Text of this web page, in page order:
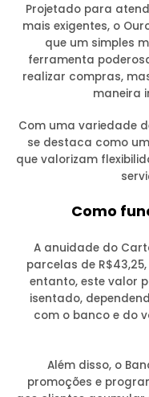
Projetado para
mais exigentes, o
que um simples
ferramenta
realizar compras,
maneira
Com uma variedade
se destaca como
que valorizam
Como
A anuidade do
parcelas de
entanto, este valor
isentado,
com o banco e do
Além disso, o
promoções e